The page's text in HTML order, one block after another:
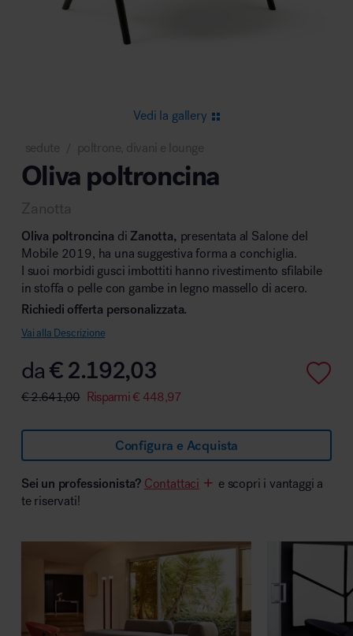
Area riunione e convegni
Area lounge e attesa
Area outdoor
Area hospitality
Vedi la gallery
sedute poltrone, divani e lounge
Oliva poltroncina
Zanotta
Oliva poltroncina di Zanotta, presentata al Salone del
Mobile 2019, ha una suggestiva forma a conchiglia.
I suoi morbidi gusci imbottiti hanno rivestimento sfilabile
in stoffa o pelle con gambe in legno massello di acero.
Richiedi offerta personalizzata.
Vai alla Descrizione
da€2.192,03
€2.641,00 Risparmi€ 448,97
Configura e Acquista
Sei un professionista? Contattaci
e scopri i vantaggi a
te riservati!